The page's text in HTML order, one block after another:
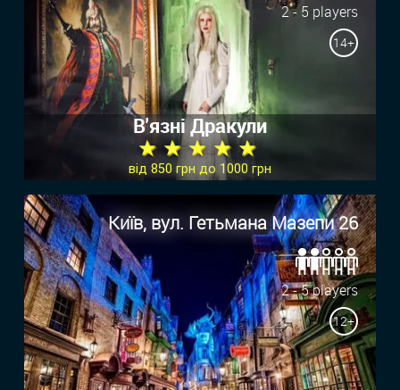
2 - 5 players
14+
В'язні Дракули
★ ★ ★ ★ ★
від 850 грн до 1000 грн
Київ, вул. Гетьмана Мазепи 26
2 - 5 players
12+